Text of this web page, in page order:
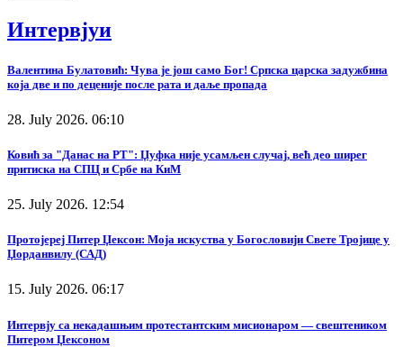
Интервјуи
Валентина Булатовић: Чува је још само Бог! Српска царска задужбина
која две и по деценије после рата и даље пропада
28. July 2026. 06:10
Ковић за "Данас на РТ": Џуфка није усамљен случај, већ део ширег
притиска на СПЦ и Србе на КиМ
25. July 2026. 12:54
Протојереј Питер Џексон: Моја искуства у Богословији Свете Тројице у
Џорданвилу (САД)
15. July 2026. 06:17
Интервју са некадашњим протестантским мисионаром — свештеником
Питером Џексоном